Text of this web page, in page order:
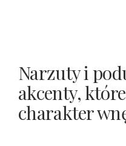
Narzuty i
akcenty,
charakter